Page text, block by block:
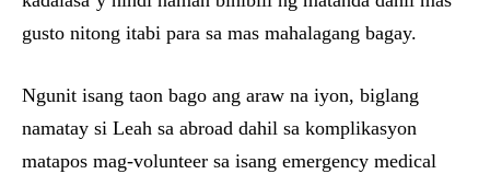
gusto nitong itabi para sa mas mahalagang bagay.
Ngunit isang taon bago ang araw na iyon, biglang
namatay si Leah sa abroad dahil sa komplikasyon
matapos mag-volunteer sa isang emergency medical